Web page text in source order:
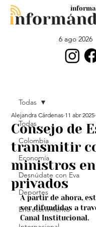
6 ago 2026
Todas
Colombia
Economía
Desnúdate con Eva
Deportes
Entretenimiento
Todas
Consejo de
transmitir
ministros
privados
Alejandra Cárdenas 11 abr 2025
A partir de ahora,
ser difundidas a
Canal Institucional.